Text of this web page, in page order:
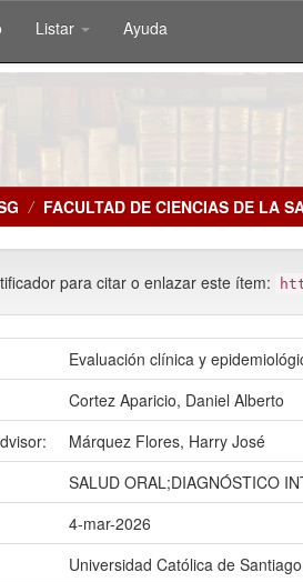
Listar Ayuda
FACULTAD DE CIENCIAS DE LA
para citar o enlazar este ítem:
Evaluación clínica y
Cortez Aparicio, Daniel Alberto
Márquez Flores, Harry José
SALUD ORAL;DIAGNÓSTICO
4-mar-2026
Universidad Católica de